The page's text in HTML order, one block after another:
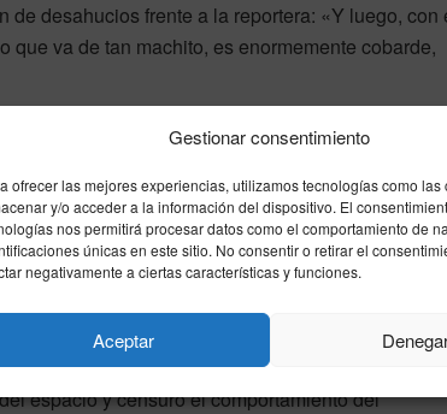
Gestionar consentimiento
ofrecer las mejores experiencias, utilizamos tecnologías como las
y/o acceder a la información del dispositivo. El
nos permitirá procesar datos como el comportamiento de
únicas en este sitio. No consentir o retirar el
negativamente a ciertas características y funciones.
Aceptar
desahucios frente a la reportera: «Y luego, con
va de tan machito, es enormemente cobarde,
Reflexión de los colaboradores
sobre la convivencia
El espacio de debate contó también con la
de sus analistas. Gonzalo Miró, presentador del
participó como tertuliano en el segundo canal de la
televisión pública, refrendó las palabras del conductor
del espacio y censuró el comportamiento del